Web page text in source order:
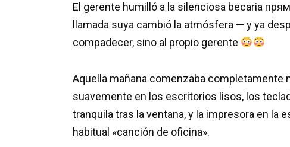
El gerente humilló a la silenciosa becaria
llamada suya cambió la atmósfera — y ya
compadecer, sino al propio gerente
Aquella mañana comenzaba completamente
suavemente en los escritorios lisos, los
tranquila tras la ventana, y la impresora en la
habitual «canción de oficina».